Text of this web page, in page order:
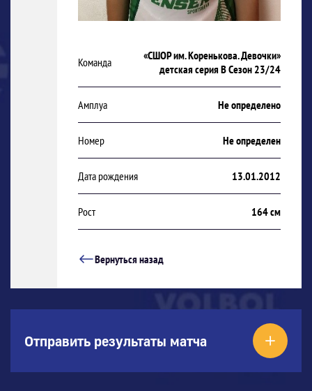
Команда
«СШОР им. Коренькова. Девочки»
детская серия В Сезон 23/24
Амплуа Не определено
Номер Не определен
Дата рождения 13.01.2012
Рост 164 см
Вернуться назад
Отправить результаты матча